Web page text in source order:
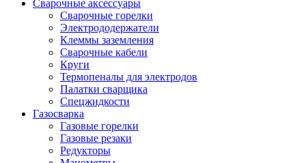
Сварочные аксессуары
Сварочные горелки
Электрододержатели
Клеммы заземления
Сварочные кабели
Круги
Термопеналы для электродов
Палатки сварщика
Спецжидкости
Газосварка
Газовые горелки
Газовые резаки
Редукторы